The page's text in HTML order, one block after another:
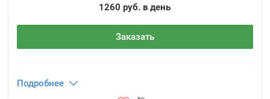
1260 руб. в день
Заказать
Подробнее